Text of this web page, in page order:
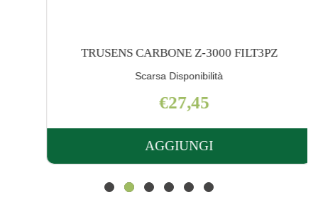
TRUSENS CARBONE Z-3000 FILT3PZ
Scarsa Disponibilità
€27,45
AGGIUNGI
AGGIUNGI TRUSENS
Z-